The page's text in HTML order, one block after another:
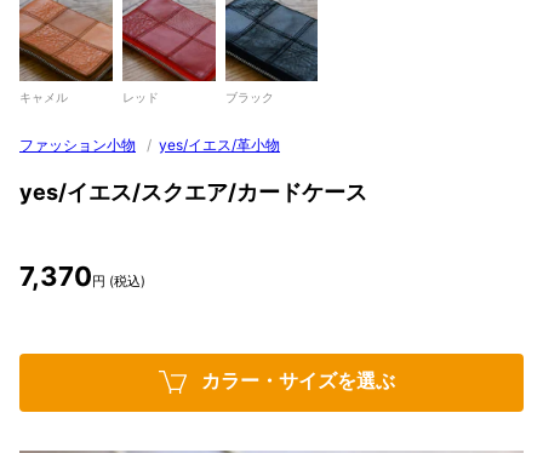
キャメル レッド ブラック
ファッション小物 / yes/イエス/革小物
yes/イエス/スクエア/カードケース
7,370円 (税込)
カラー・サイズを選ぶ